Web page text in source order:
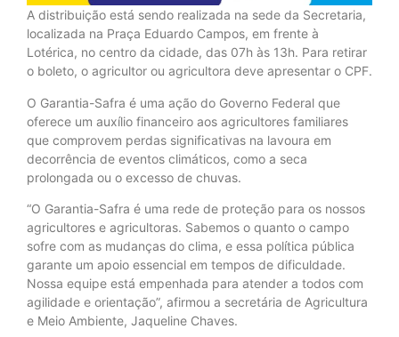
A distribuição está sendo realizada na sede da Secretaria,
localizada na Praça Eduardo Campos, em frente à
Lotérica, no centro da cidade, das 07h às 13h. Para retirar
o boleto, o agricultor ou agricultora deve apresentar o CPF.
O Garantia-Safra é uma ação do Governo Federal que
oferece um auxílio financeiro aos agricultores familiares
que comprovem perdas significativas na lavoura em
decorrência de eventos climáticos, como a seca
prolongada ou o excesso de chuvas.
“O Garantia-Safra é uma rede de proteção para os nossos
agricultores e agricultoras. Sabemos o quanto o campo
sofre com as mudanças do clima, e essa política pública
garante um apoio essencial em tempos de dificuldade.
Nossa equipe está empenhada para atender a todos com
agilidade e orientação”, afirmou a secretária de Agricultura
e Meio Ambiente, Jaqueline Chaves.